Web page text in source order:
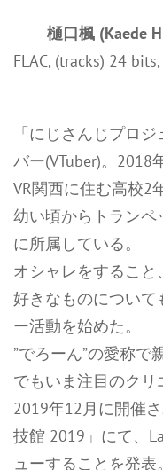
樋口楓 (Kaede
FLAC, (tracks) 24
「にじさんじプロ
バー(VTuber)。2018
VR関西に住む高校2
幼い頃からトラン
に所属している。
オシャレをすること
好きなものについ
ー活動を始めた。
”でろーん”の愛称で
でもいま注目のクリ
2019年12月に開催
技館 2019」にて、
ューすることを発表。